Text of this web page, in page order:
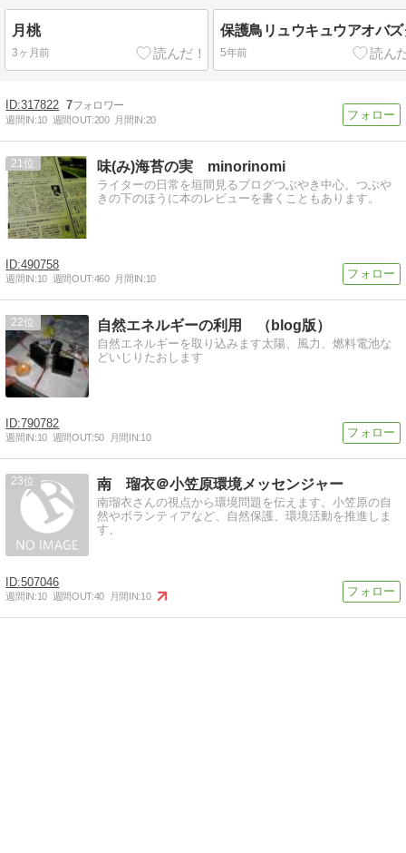
月桃
3ヶ月前
保護鳥リュウキュウアオバズ
5年前
317822 7
週間IN:10 週間OUT:200 月間IN:20
21 味(み)海苔の実 minorinomi
ライターの日常を垣間見るブログつぶやき中心。つぶや
きの下のほうに本のレビューを書くこともあります。
490758
週間IN:10 週間OUT:460 月間IN:10
22 自然エネルギーの利用 （blog版）
自然エネルギーを取り込みます太陽、風力、燃料電池な
どいじりたおします
790782
週間IN:10 週間OUT:50 月間IN:10
23 南 瑠衣＠小笠原環境メッセンジャー
南瑠衣さんの視点から環境問題を伝えます。小笠原の自
然やボランティアなど、自然保護、環境活動を推進しま
す。
507046
週間IN:10 週間OUT:40 月間IN:10